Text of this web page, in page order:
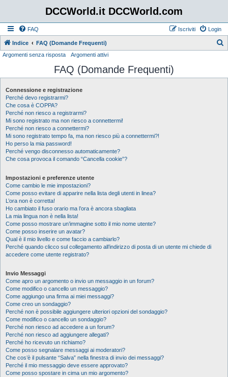
DCCWorld.it DCCWorld.com
FAQ Login
Iscriviti
Indice FAQ (Domande Frequenti)
c
Argomenti senza risposta Argomenti attivi
FAQ (Domande Frequenti)
Connessione e registrazione
Perché devo registrarmi?
Che cosa è COPPA?
Perché non riesco a registrarmi?
Mi sono registrato ma non riesco a connettermi!
Perché non riesco a connettermi?
Mi sono registrato tempo fa, ma non riesco più a connettermi?!
Ho perso la mia password!
Perché vengo disconnesso automaticamente?
Che cosa provoca il comando “Cancella cookie”?
Impostazioni e preferenze utente
Come cambio le mie impostazioni?
Come posso evitare di apparire nella lista degli utenti in linea?
L’ora non è corretta!
Ho cambiato il fuso orario ma l’ora è ancora sbagliata
La mia lingua non è nella lista!
Come posso mostrare un’immagine sotto il mio nome utente?
Come posso inserire un avatar?
Qual è il mio livello e come faccio a cambiarlo?
Perché quando clicco sul collegamento all’indirizzo di posta di un utente mi chiede di
accedere come utente registrato?
Invio Messaggi
Come apro un argomento o invio un messaggio in un forum?
Come modifico o cancello un messaggio?
Come aggiungo una firma ai miei messaggi?
Come creo un sondaggio?
Perché non è possibile aggiungere ulteriori opzioni del sondaggio?
Come modifico o cancello un sondaggio?
Perché non riesco ad accedere a un forum?
Perché non riesco ad aggiungere allegati?
Perché ho ricevuto un richiamo?
Come posso segnalare messaggi ai moderatori?
Che cos’è il pulsante “Salva” nella finestra di invio dei messaggi?
Perché il mio messaggio deve essere approvato?
Come posso spostare in cima un mio argomento?